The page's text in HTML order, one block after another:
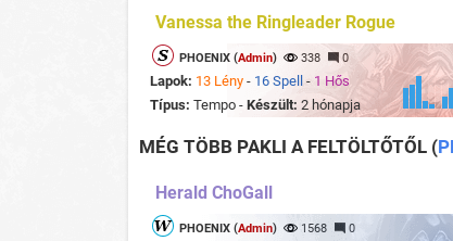
Vanessa the Ringleader Rogue
PHOENIX (Admin) 338 0
Lapok: 13 Lény - 16 Spell - 1 Hős
Típus: Tempo - Készült: 2 hónapja
MÉG TÖBB PAKLI A FELTÖLTŐTŐL (
Herald ChoGall
PHOENIX (Admin) 1568 0